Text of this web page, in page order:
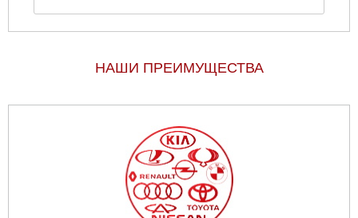
НАШИ ПРЕИМУЩЕСТВА